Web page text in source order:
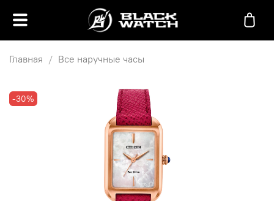
Главная Все наручные часы
-30%